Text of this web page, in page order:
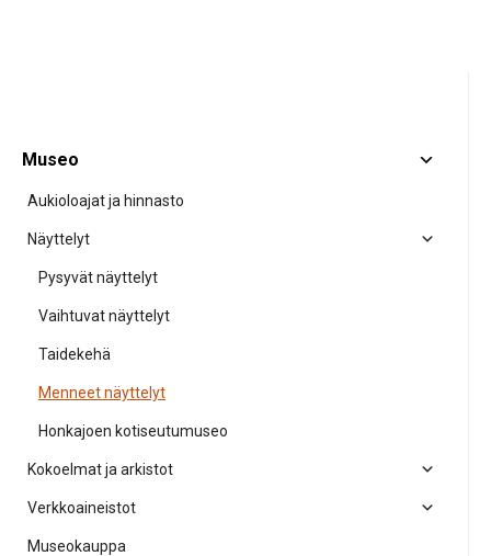
Museo
Aukioloajat ja hinnasto
Näyttelyt
Pysyvät näyttelyt
Vaihtuvat näyttelyt
Taidekehä
Menneet näyttelyt
Honkajoen kotiseutumuseo
Kokoelmat ja arkistot
Verkkoaineistot
Museokauppa